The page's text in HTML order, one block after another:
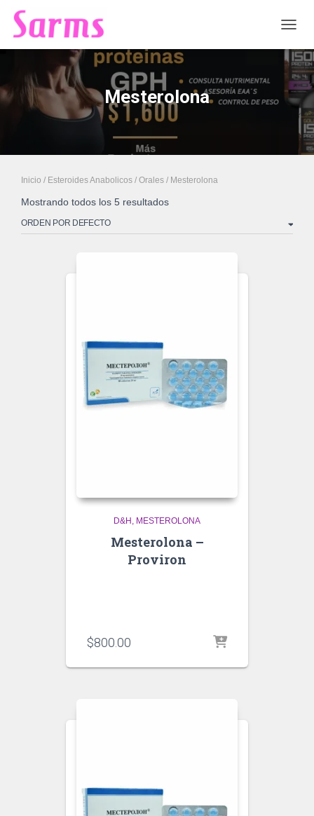
Mesterolona
Inicio / Esteroides Anabolicos / Orales / Mesterolona
Mostrando todos los 5 resultados
D&H MESTEROLONA
Mesterolona –
Proviron
$800.00